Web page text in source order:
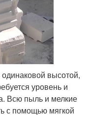
высотой,
уровень и
Всю пыль и мелкие
с помощью мягкой